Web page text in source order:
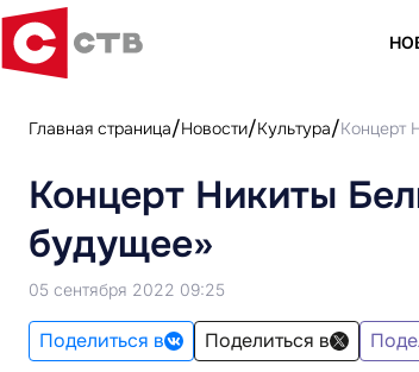
Главная страница Новости Культура Концерт
Концерт Никиты
будущее»
05 сентября 2022 09:25
Поделиться в Поделиться в